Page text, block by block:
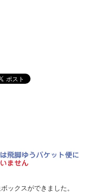
ックスができました。